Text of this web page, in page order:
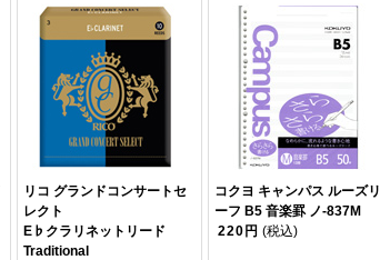
リコ グランドコンサートセ
レクト
E♭クラリネットリード
Traditional
コクヨ キャンパス ルーズリ
ーフ B5 音楽罫 ノ-837M
220円 (税込)